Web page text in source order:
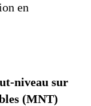
en
niveau sur
(MNT)